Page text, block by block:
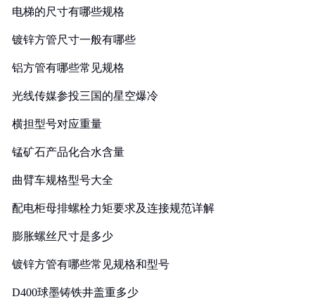
电梯的尺寸有哪些规格
镀锌方管尺寸一般有哪些
铝方管有哪些常见规格
光线传媒参投三国的星空爆冷
横担型号对应重量
锰矿石产品化合水含量
曲臂车规格型号大全
配电柜母排螺栓力矩要求及连接规范详解
膨胀螺丝尺寸是多少
镀锌方管有哪些常见规格和型号
D400球墨铸铁井盖重多少